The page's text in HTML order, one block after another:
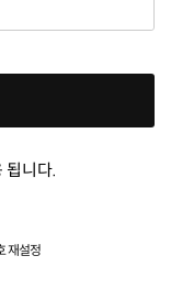
됩니다.
재설정